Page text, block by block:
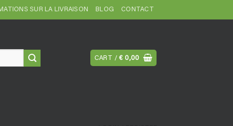
SUR LA LIVRAISON BLOG CONTACT
CART /€ 0,00